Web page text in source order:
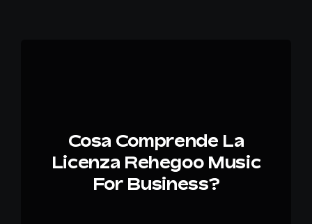
Cosa Comprende La
Licenza Rehegoo Music
For Business?